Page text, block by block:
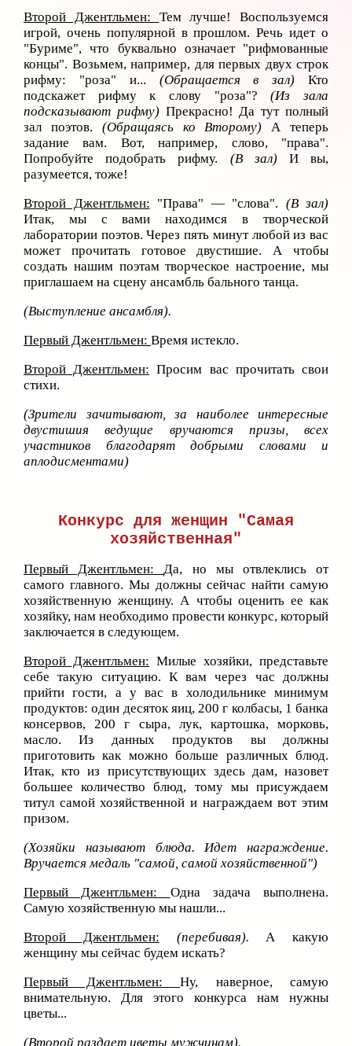
Второй Джентльмен: Тем лучше! Воспользуемся
игрой, очень популярной в прошлом. Речь идет о
"Буриме", что буквально означает "рифмованные
концы". Возьмем, например, для первых двух строк
рифму: "роза" и... (Обращается в зал) Кто
подскажет рифму к слову "роза"?(Из зала
подсказывают рифму)Прекрасно! Да тут полный
зал поэтов. (Обращаясь ко Второму) А теперь
задание вам. Вот, например, слово, "права".
Попробуйте подобрать рифму. (В зал)И вы,
разумеется, тоже!
Второй Джентльмен: "Права" — "слова". (В зал)
Итак, мы с вами находимся в творческой
лаборатории поэтов. Через пять минут любой из вас
может прочитать готовое двустишие. А чтобы
создать нашим поэтам творческое настроение, мы
приглашаем на сцену ансамбль бального танца.
(Выступление ансамбля).
Первый Джентльмен: Время истекло.
Второй Джентльмен: Просим вас прочитать свои
стихи.
(Зрители зачитывают, за наиболее интересные
двустишия ведущие вручаются призы, всех
участников благодарят добрыми словами и
аплодисментами)
Конкурс для женщин "Самая
хозяйственная"
Первый Джентльмен: Да, но мы отвлеклись от
самого главного. Мы должны сейчас найти самую
хозяйственную женщину. А чтобы оценить ее как
хозяйку, нам необходимо провести конкурс, который
заключается в следующем.
Второй Джентльмен: Милые хозяйки, представьте
себе такую ситуацию. К вам через час должны
прийти гости, а у вас в холодильнике минимум
продуктов: один десяток яиц, 200 г колбасы, 1 банка
консервов, 200 г сыра, лук, картошка, морковь,
масло. Из данных продуктов вы должны
приготовить как можно больше различных блюд.
Итак, кто из присутствующих здесь дам, назовет
большее количество блюд, тому мы присуждаем
титул самой хозяйственной и награждаем вот этим
призом.
(Хозяйки называют блюда. Идет награждение.
Вручается медаль "самой, самой хозяйственной")
Первый Джентльмен: Одна задача выполнена.
Самую хозяйственную мы нашли...
Второй Джентльмен:
(перебивая). А какую
женщину мы сейчас будем искать?
Первый Джентльмен: Ну, наверное, самую
внимательную. Для этого конкурса нам нужны
цветы...
(Второй раздает цветы мужчинам).